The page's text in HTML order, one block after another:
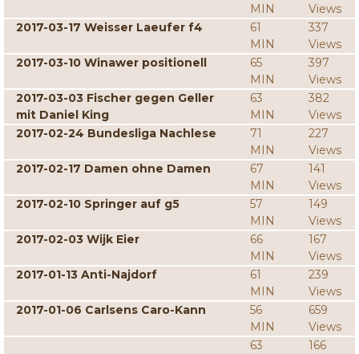
MIN
Views
2017-03-17 Weisser Laeufer f4
61
MIN
337
Views
2017-03-10 Winawer positionell
65
MIN
397
Views
2017-03-03 Fischer gegen Geller
mit Daniel King
63
MIN
382
Views
2017-02-24 Bundesliga Nachlese
71
MIN
227
Views
2017-02-17 Damen ohne Damen
67
MIN
141
Views
2017-02-10 Springer auf g5
57
MIN
149
Views
2017-02-03 Wijk Eier
66
MIN
167
Views
2017-01-13 Anti-Najdorf
61
MIN
239
Views
2017-01-06 Carlsens Caro-Kann
56
MIN
659
Views
63
166